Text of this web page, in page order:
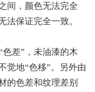
间，颜色无法完全
法保证完全一致。
差”，未油漆的木
觉地“色移”。另外由
的色差和纹理差别